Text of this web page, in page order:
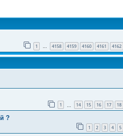
1 … 4158 4159 4160 4161 4162
1 14 15 16 17 18
?
1 2 3 4 5